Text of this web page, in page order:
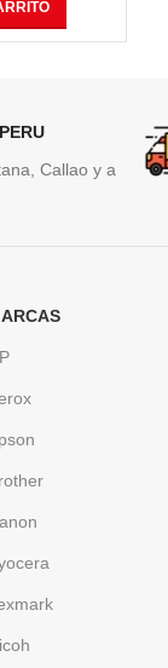
Callao y a